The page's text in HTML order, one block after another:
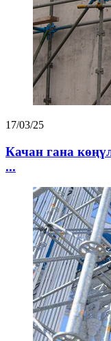
17/03/25
Качан гана
...